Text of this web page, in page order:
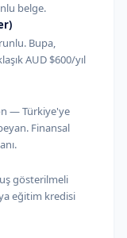
belge.
Bupa,
AUD $600/yıl
— Türkiye'ye
Finansal
gösterilmeli
eğitim kredisi